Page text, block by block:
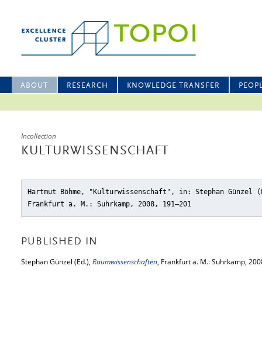
ABOUT RESEARCH KNOWLEDGE TRANSFER
Incollection
KULTURWISSENSCHAFT
Hartmut Böhme, "Kulturwissenschaft" , in: Stephan Günzel
Frankfurt a. M.: Suhrkamp, 2008, 191–201
PUBLISHED IN
Stephan Günzel (Ed.), Raumwissenschaften, Frankfurt a. M.: Suhrkamp,